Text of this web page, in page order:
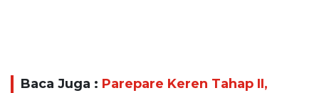
Baca Juga : Parepare Keren Tahap II,